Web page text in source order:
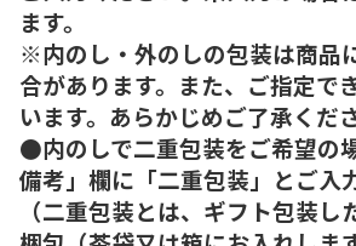
ます。
※内のし・外のしの包装は商品
合があります。また、ご指定で
います。あらかじめご了承くだ
●内のしで二重包装をご希望の
備考」欄に「二重包装」とご入
（二重包装とは、ギフト包装し